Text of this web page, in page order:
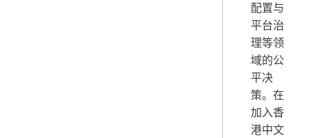
配置与
平台治
理等领
域的公
平决
策。在
加入香
港中文